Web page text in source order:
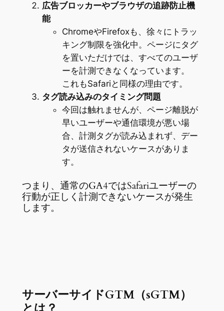
広告ブロッカーやブラウザの追跡防止機
能
ChromeやFirefoxも、徐々にトラッ
キング制限を強化中。ページにタグ
を置いただけでは、すべてのユーザ
ーを計測できなくなっています。
これもSafariと同様の理由です。
タグ読み込みのタイミング問題
今回は触れませんが、ページ離脱が
早いユーザーや通信環境が悪い場
合、計測タグが読み込まれず、デー
タが送信されないケースがありま
す。
つまり、通常のGA4ではSafariユーザーの
行動が正しく計測できないケースが発生
します。
サーバーサイドGTM（sGTM）